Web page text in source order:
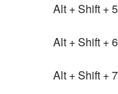
Alt + Shift +
Alt + Shift +
Alt + Shift +